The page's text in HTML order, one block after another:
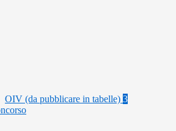
OIV (da pubblicare in tabelle) 3